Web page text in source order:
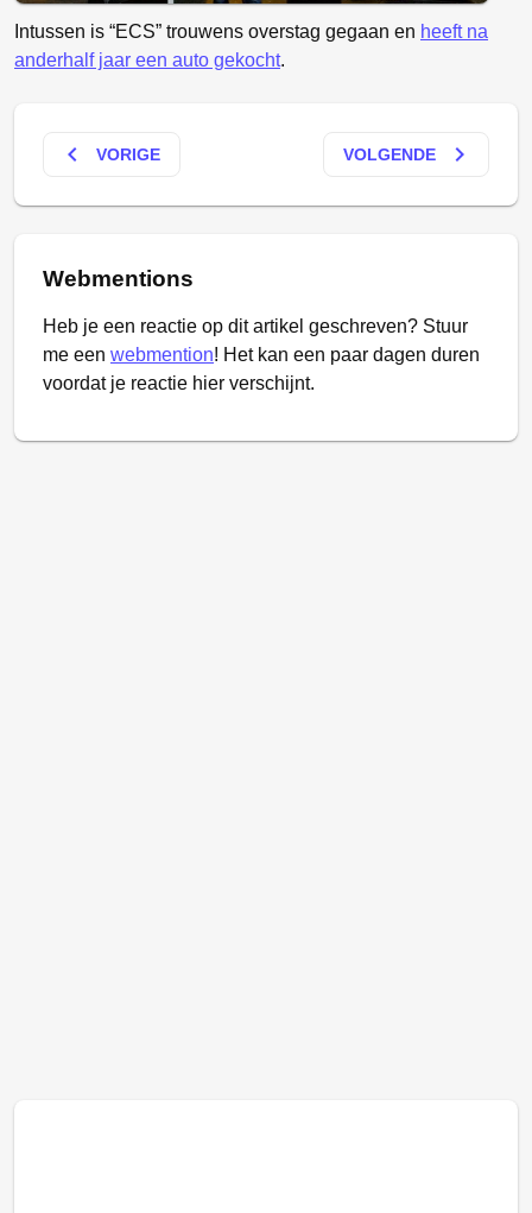
Intussen is “ECS” trouwens overstag gegaan en heeft na
anderhalf jaar een auto gekocht.
keyboard_arrow_left VORIGE VOLGENDE keyboard_arrow_right
Webmentions
Heb je een reactie op dit artikel geschreven? Stuur
me een webmention! Het kan een paar dagen duren
voordat je reactie hier verschijnt.